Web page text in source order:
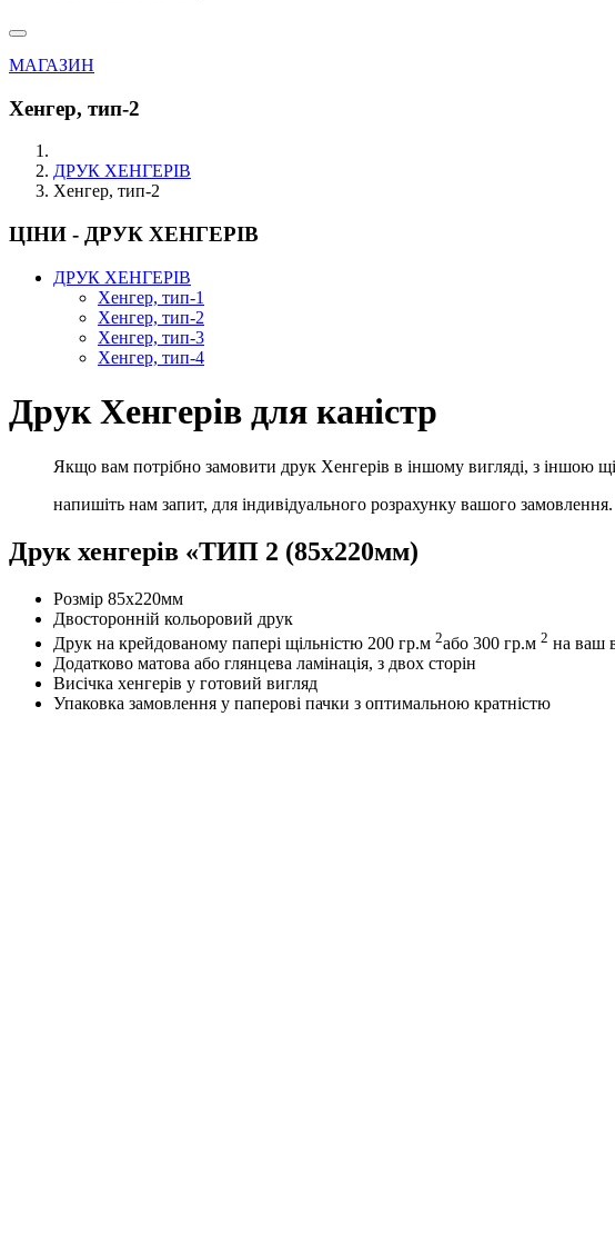
МАГАЗИН
Хенгер, тип-2
ДРУК ХЕНГЕРІВ
Хенгер, тип-2
ЦІНИ - ДРУК ХЕНГЕРІВ
ДРУК ХЕНГЕРІВ
Хенгер, тип-1
Хенгер, тип-2
Хенгер, тип-3
Хенгер, тип-4
Друк Хенгерів для каністр
Якщо вам потрібно замовити друк Хенгерів в іншому вигляді, з іншою
напишіть нам запит, для індивідуального розрахунку вашого замовлення.
Друк хенгерів «ТИП 2 (85х220мм)
Розмір 85х220мм
Двосторонній кольоровий друк
Друк на крейдованому папері щільністю 200 гр.м 2або 300 гр.м 2 на ваш
Додатково матова або глянцева ламінація, з двох сторін
Висічка хенгерів у готовий вигляд
Упаковка замовлення у паперові пачки з оптимальною кратністю